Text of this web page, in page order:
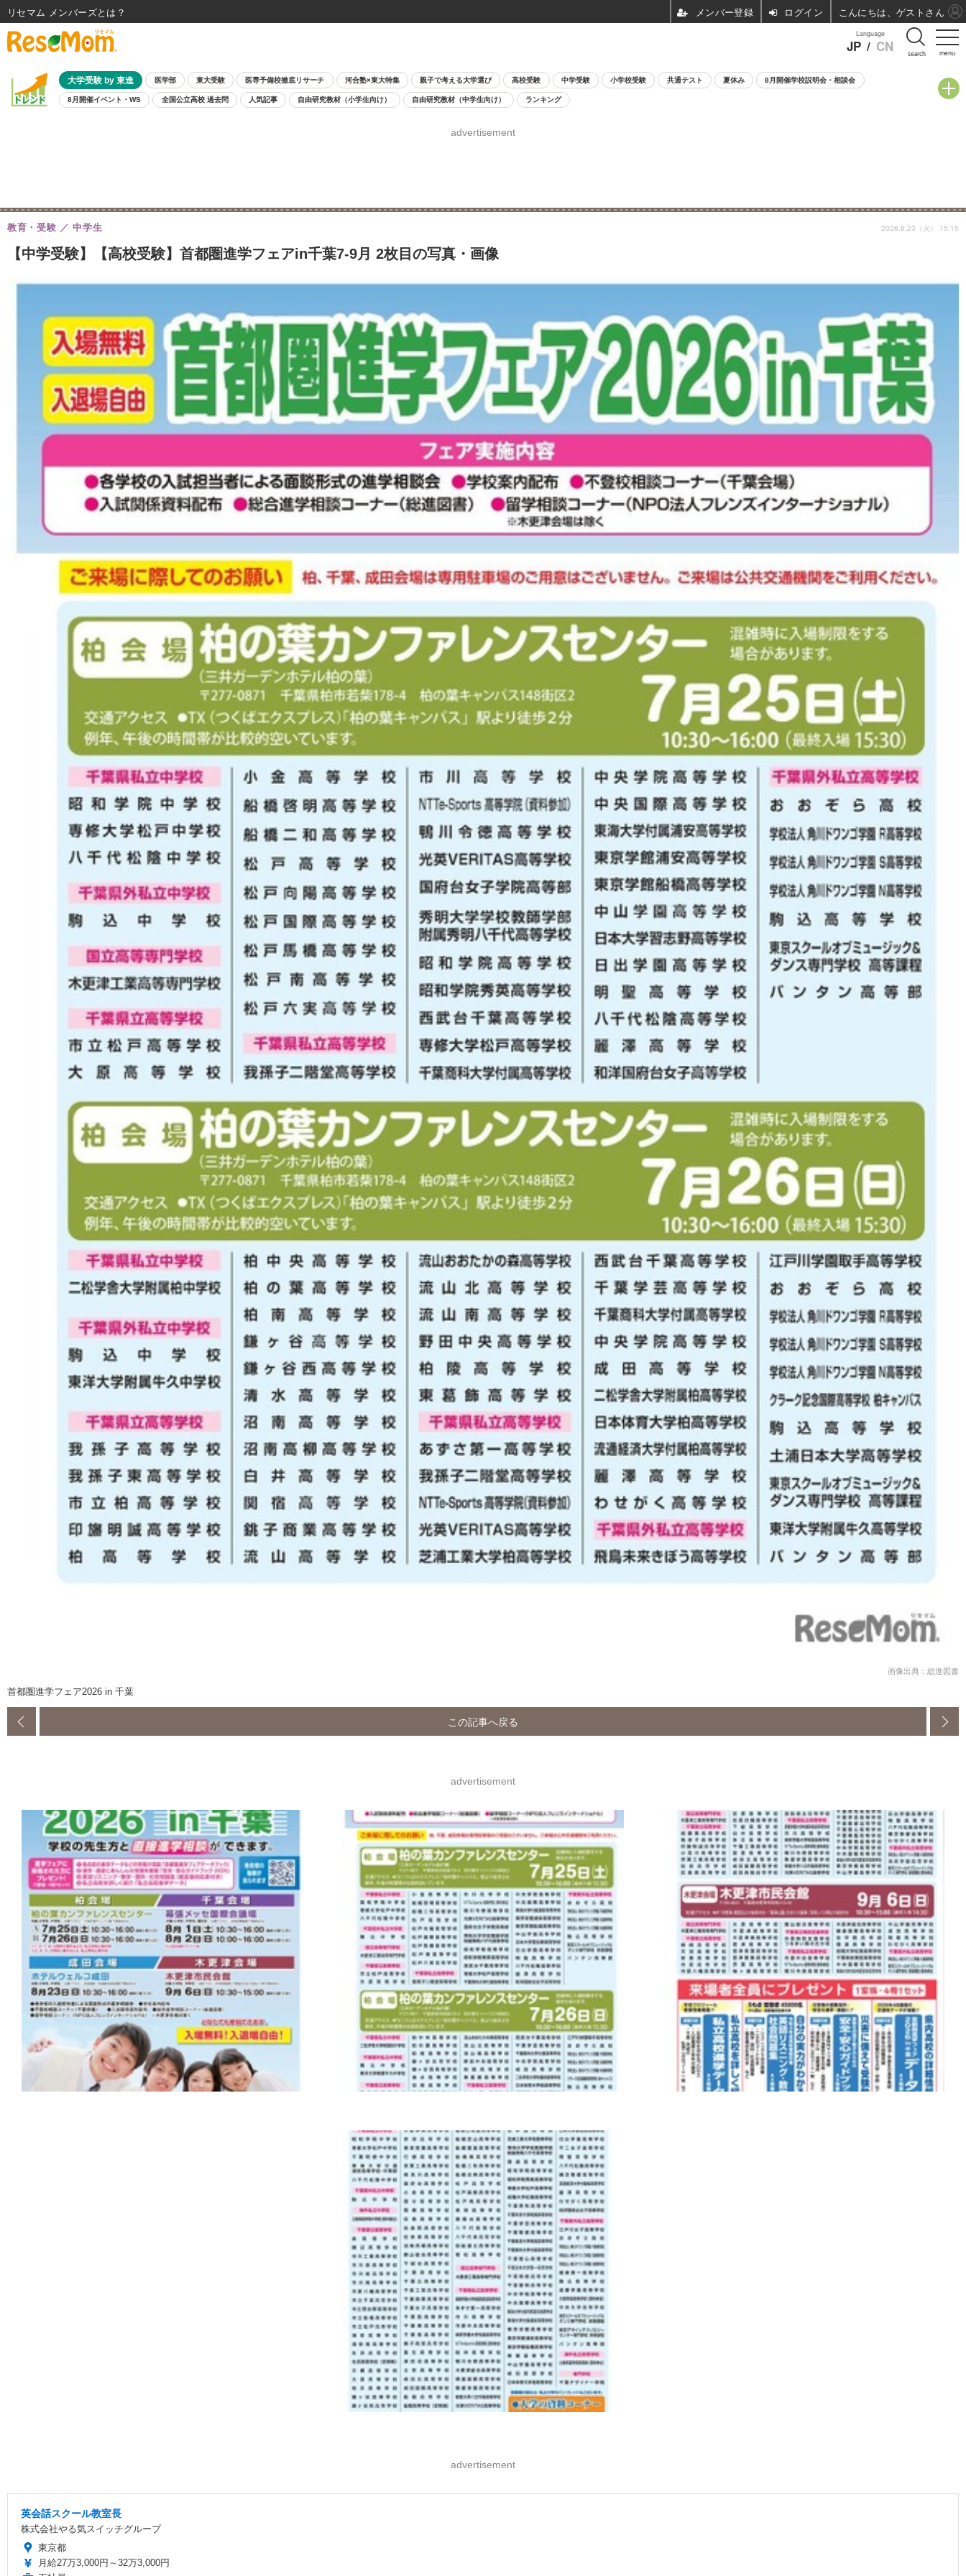
menu
Language
JP / CN search
大学受験 by 東進 医学部 東大受験 医専予備校徹底リサーチ 河合塾×東大特集 親子で考える大学選び 高校受験 中学受験 小学校受験 共通テスト 夏休み 8月開催学校説明会・相談会
8月開催イベント・WS 全国公立高校 過去問 人気記事 自由研究教材（小学生向け） 自由研究教材（中学生向け） ランキング
advertisement
【中学受験】【高校受験】首都圏進学フェアin千葉7-9月 2枚目の写真・画像
教育・受験 中学生 2026.6.23（火） 15:15
画像出典：総進図書
首都圏進学フェア2026 in 千葉
この記事へ戻る
advertisement
advertisement
英会話スクール教室長
株式会社やる気スイッチグループ
東京都
月給27万3,000円～32万3,000円
リセマム メンバーズ ログイン こんにちは、ゲストさん